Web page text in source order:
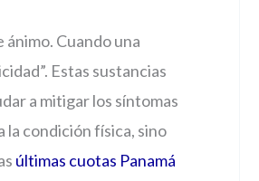
Cuando una
Estas sustancias
a mitigar los síntomas
la condición física, sino
últimas cuotas Panamá